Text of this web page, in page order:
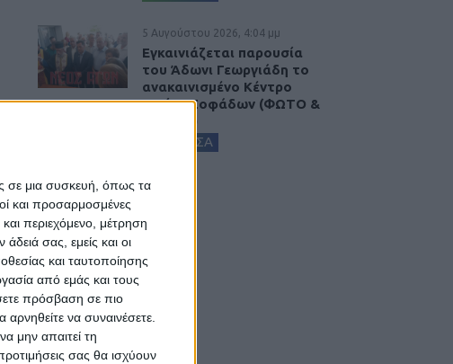
σε μια συσκευή, όπως τα
και προσαρμοσμένες
περιεχόμενο, μέτρηση
άδειά σας, εμείς και οι
και ταυτοποίησης
από εμάς και τους
πρόσβαση σε πιο
αρνηθείτε να συναινέσετε.
μην απαιτεί τη
σας θα ισχύουν
5 Αυγούστου 2026, 4:04 μμ
Εγκαινιάζεται παρουσία
του Άδωνι Γεωργιάδη το
ανακαινισμένο Κέντρο
Υγείας Σοφάδων (ΦΩΤΟ &
ΚΑΡΔΙΤΣΑ